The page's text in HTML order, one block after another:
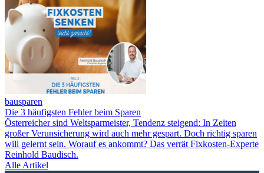
bausparen
Die 3 häufigsten Fehler beim Sparen
Österreicher sind Weltsparmeister, Tendenz steigend: In Zeiten
großer Verunsicherung wird auch mehr gespart. Doch richtig sparen
will gelernt sein. Worauf es ankommt? Das verrät Fixkosten-Experte
Reinhold Baudisch.
Alle Artikel